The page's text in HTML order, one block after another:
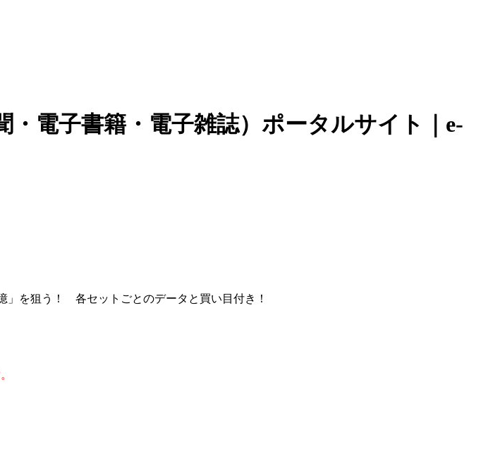
・電子書籍・電子雑誌）ポータルサイト｜e-
」を狙う！ 各セットごとのデータと買い目付き！